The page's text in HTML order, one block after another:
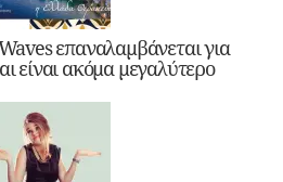
επαναλαμβάνεται για
είναι ακόμα μεγαλύτερο